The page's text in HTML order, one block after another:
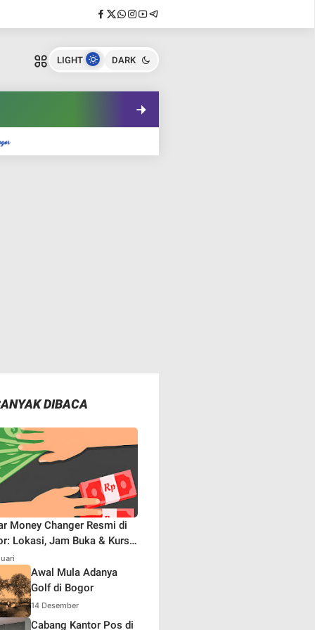
LIGHT DARK
DIBACA
Money Changer Resmi di
Lokasi, Jam Buka & Kurs
Awal Mula Adanya
Golf di Bogor
14 Desember
Cabang Kantor Pos di